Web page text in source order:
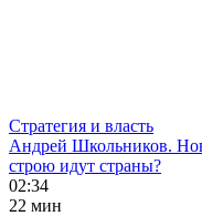
Стратегия и власть
Андрей Школьников.
строю идут страны?
02:34
22 мин